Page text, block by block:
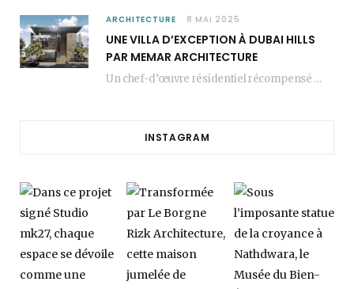
ARCHITECTURE 8 MAI 2025
UNE VILLA D’EXCEPTION À DUBAI HILLS
PAR MEMAR ARCHITECTURE
Un chef-d’œuvre résidentiel récompensé MEMAR Architecture, agence renommée basée à Dubaï, présente aujourd’hui sa dernière…
INSTAGRAM